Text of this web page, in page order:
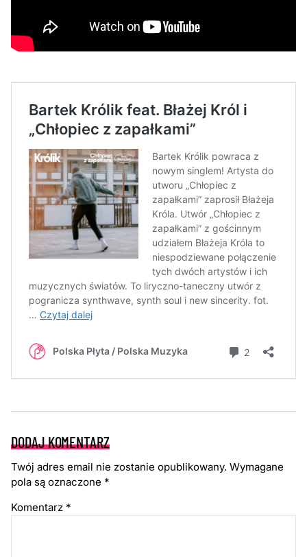
DODAJ KOMENTARZ
Twój adres email nie zostanie opublikowany. Wymagane
pola są oznaczone *
Komentarz *